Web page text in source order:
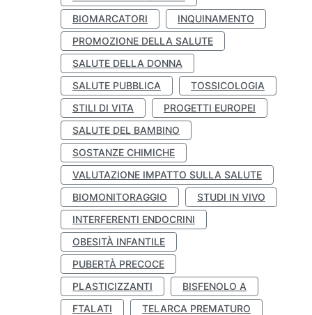
BIOMARCATORI
INQUINAMENTO
PROMOZIONE DELLA SALUTE
SALUTE DELLA DONNA
SALUTE PUBBLICA
TOSSICOLOGIA
STILI DI VITA
PROGETTI EUROPEI
SALUTE DEL BAMBINO
SOSTANZE CHIMICHE
VALUTAZIONE IMPATTO SULLA SALUTE
BIOMONITORAGGIO
STUDI IN VIVO
INTERFERENTI ENDOCRINI
OBESITÀ INFANTILE
PUBERTÀ PRECOCE
PLASTICIZZANTI
BISFENOLO A
FTALATI
TELARCA PREMATURO